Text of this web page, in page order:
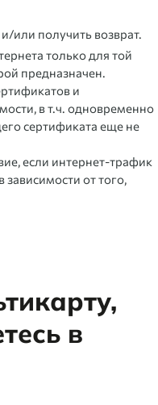
или получить возврат.
только для той
предназначен.
и
в т.ч. одновременно
сертификата еще не
если интернет-трафик
зависимости от того,
в